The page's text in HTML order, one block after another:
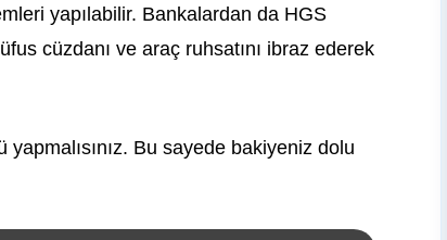
yapılabilir. Bankalardan da HGS
cüzdanı ve araç ruhsatını ibraz ederek
Bu sayede bakiyeniz dolu